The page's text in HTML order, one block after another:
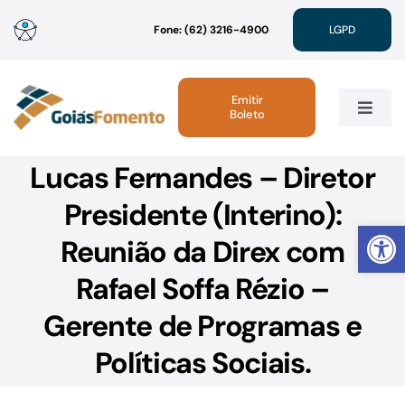
Abrir
para
conteúdo
Fone: (62) 3216-4900 LGPD
Toggle
Institucional
Atendimento
Sustentabilidade
Emitir
Boleto
Lucas Fernandes – Diretor
Presidente (Interino):
Reunião da Direx com
Rafael Soffa Rézio –
Gerente de Programas e
Políticas Sociais.